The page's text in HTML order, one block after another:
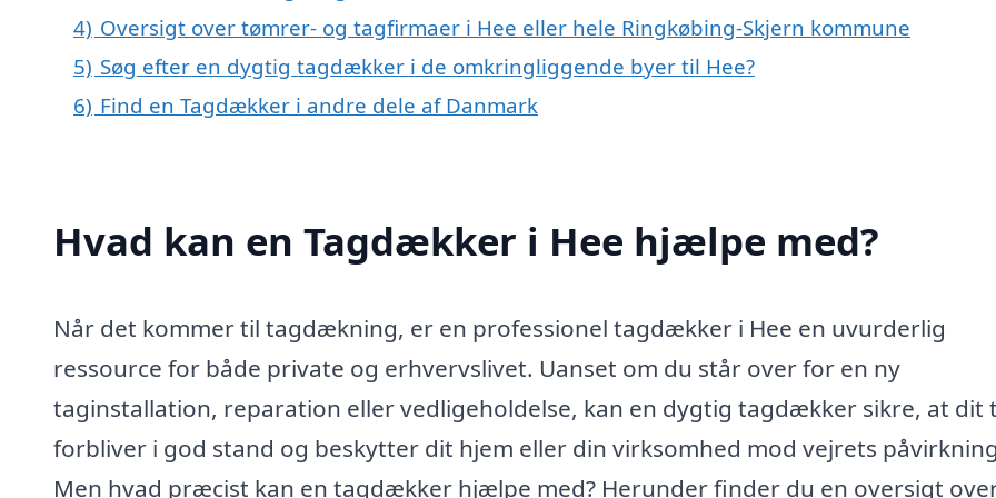
4) Oversigt over tømrer- og tagfirmaer i Hee eller hele Ringkøbing-Skjern kommune
5) Søg efter en dygtig tagdækker i de omkringliggende byer til Hee?
6) Find en Tagdækker i andre dele af Danmark
Hvad kan en Tagdækker i Hee hjælpe med?
Når det kommer til tagdækning, er en professionel tagdækker i Hee en uvurderlig
ressource for både private og erhvervslivet. Uanset om du står over for en ny
taginstallation, reparation eller vedligeholdelse, kan en dygtig tagdækker sikre, at dit
forbliver i god stand og beskytter dit hjem eller din virksomhed mod vejrets
Men hvad præcist kan en tagdækker hjælpe med? Herunder finder du en oversigt